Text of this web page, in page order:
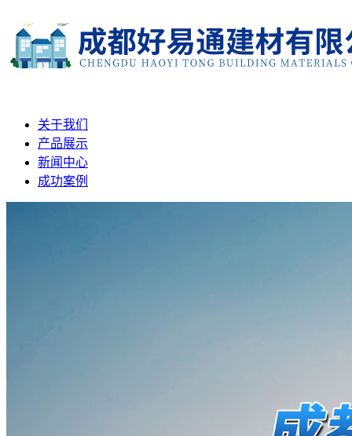
关于我们
产品展示
新闻中心
成功案例